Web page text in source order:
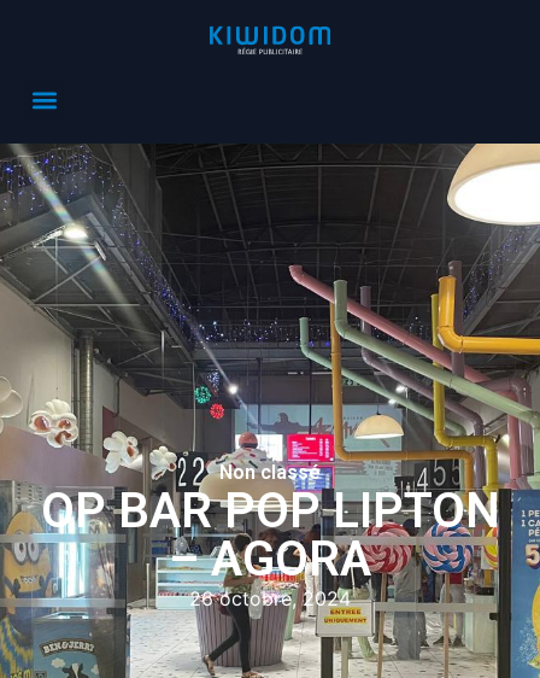
Non classé
OP BAR POP LIPTON
– AGORA
26 octobre, 2024